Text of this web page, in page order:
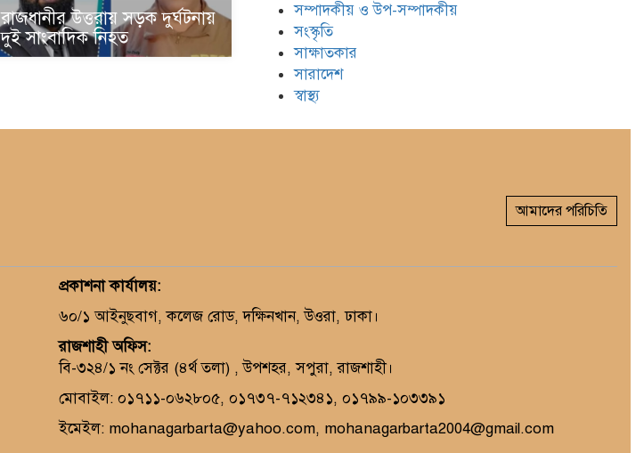
রাজধানীর উত্তরায় সড়ক দুর্ঘটনায়
দুই সাংবাদিক নিহত
সম্পাদকীয় ও উপ-সম্পাদকীয়
সংস্কৃতি
সাক্ষাতকার
সারাদেশ
স্বাস্থ্য
আমাদের পরিচিতি
প্রকাশনা কার্যালয়:
৬০/১ আইনুছবাগ, কলেজ রোড, দক্ষিনখান, উওরা, ঢাকা।
রাজশাহী অফিস:
বি-৩২৪/১ নং সেক্টর (৪র্থ তলা) , উপশহর, সপুরা, রাজশাহী।
মোবাইল: ০১৭১১-০৬২৮০৫, ০১৭৩৭-৭১২৩৪১, ০১৭৯৯-১০৩৩৯১
ইমেইল: mohanagarbarta@yahoo.com, mohanagarbarta2004@gmail.com